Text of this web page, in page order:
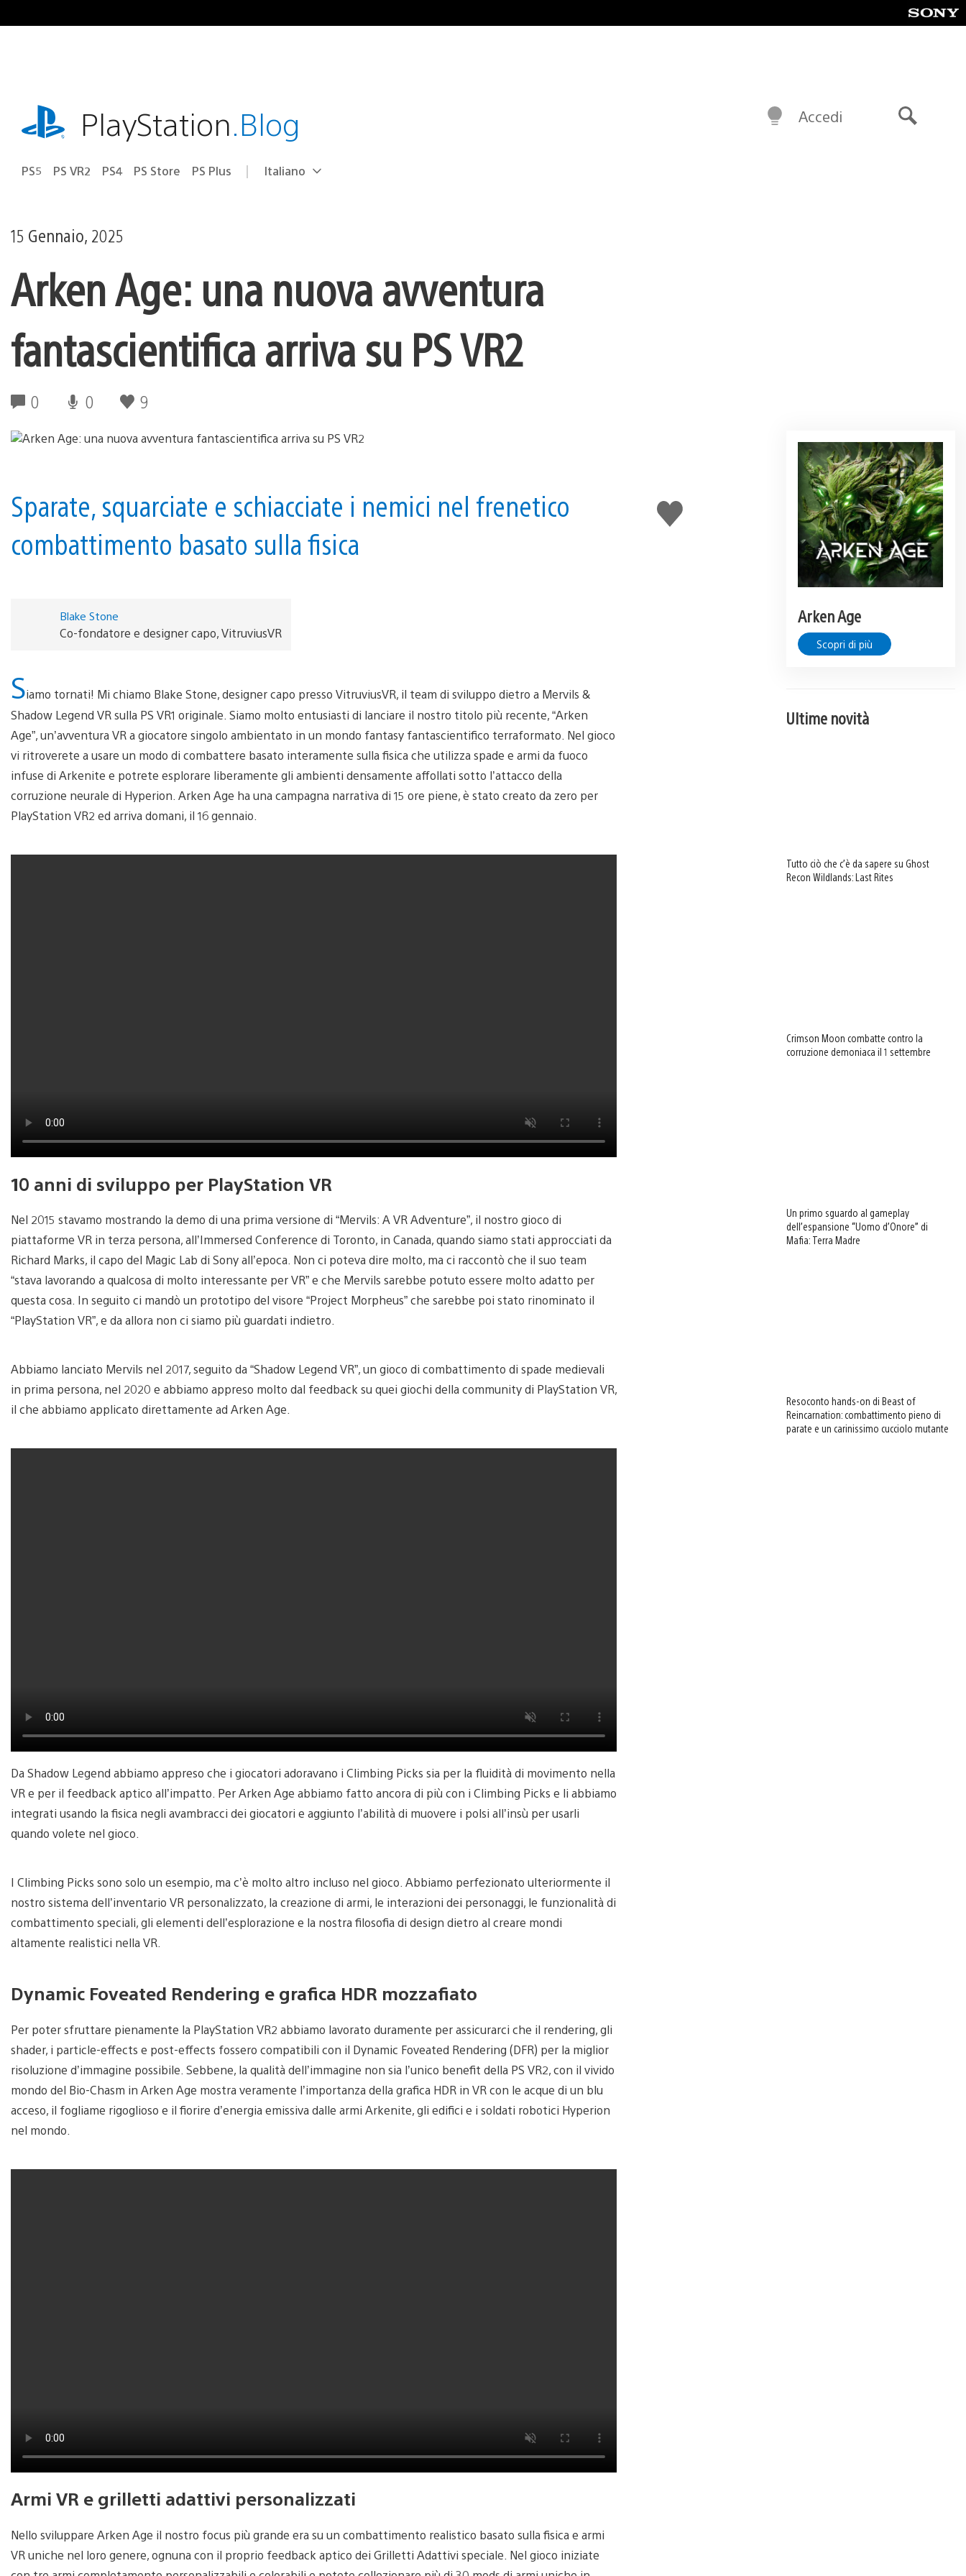
al
playstation.comPlayStation.Blog
PS5 PS VR2 PS4 PS Store PS Plus Seleziona
Regione
Italiano
Accedi
15 Gennaio, 2025
Arken Age: una nuova avventura
fantascientifica arriva su PS VR2
0 0 9
Mi
piace
Sparate, squarciate e schiacciate i nemici nel frenetico
combattimento basato sulla fisica
Blake Stone
Co-fondatore e designer capo, VitruviusVR
Siamo tornati! Mi chiamo Blake Stone, designer capo presso VitruviusVR, il team di sviluppo dietro a Mervils &
Shadow Legend VR sulla PS VR1 originale. Siamo molto entusiasti di lanciare il nostro titolo più recente, “Arken
Age”, un’avventura VR a giocatore singolo ambientato in un mondo fantasy fantascientifico terraformato. Nel gioco
vi ritroverete a usare un modo di combattere basato interamente sulla fisica che utilizza spade e armi da fuoco
infuse di Arkenite e potrete esplorare liberamente gli ambienti densamente affollati sotto l’attacco della
corruzione neurale di Hyperion. Arken Age ha una campagna narrativa di 15 ore piene, è stato creato da zero per
PlayStation VR2 ed arriva domani, il 16 gennaio.
10 anni di sviluppo per PlayStation VR
Nel 2015 stavamo mostrando la demo di una prima versione di “Mervils: A VR Adventure”, il nostro gioco di
piattaforme VR in terza persona, all’Immersed Conference di Toronto, in Canada, quando siamo stati approcciati da
Richard Marks, il capo del Magic Lab di Sony all’epoca. Non ci poteva dire molto, ma ci raccontò che il suo team
“stava lavorando a qualcosa di molto interessante per VR” e che Mervils sarebbe potuto essere molto adatto per
questa cosa. In seguito ci mandò un prototipo del visore “Project Morpheus” che sarebbe poi stato rinominato il
“PlayStation VR”, e da allora non ci siamo più guardati indietro.
Abbiamo lanciato Mervils nel 2017, seguito da “Shadow Legend VR”, un gioco di combattimento di spade medievali
in prima persona, nel 2020 e abbiamo appreso molto dal feedback su quei giochi della community di PlayStation VR,
il che abbiamo applicato direttamente ad Arken Age.
Da Shadow Legend abbiamo appreso che i giocatori adoravano i Climbing Picks sia per la fluidità di movimento nella
VR e per il feedback aptico all’impatto. Per Arken Age abbiamo fatto ancora di più con i Climbing Picks e li abbiamo
integrati usando la fisica negli avambracci dei giocatori e aggiunto l’abilità di muovere i polsi all’insù per usarli
quando volete nel gioco.
I Climbing Picks sono solo un esempio, ma c’è molto altro incluso nel gioco. Abbiamo perfezionato ulteriormente il
nostro sistema dell’inventario VR personalizzato, la creazione di armi, le interazioni dei personaggi, le funzionalità di
combattimento speciali, gli elementi dell’esplorazione e la nostra filosofia di design dietro al creare mondi
altamente realistici nella VR.
Dynamic Foveated Rendering e grafica HDR mozzafiato
Per poter sfruttare pienamente la PlayStation VR2 abbiamo lavorato duramente per assicurarci che il rendering, gli
shader, i particle-effects e post-effects fossero compatibili con il Dynamic Foveated Rendering (DFR) per la miglior
risoluzione d’immagine possibile. Sebbene, la qualità dell’immagine non sia l’unico benefit della PS VR2, con il vivido
mondo del Bio-Chasm in Arken Age mostra veramente l’importanza della grafica HDR in VR con le acque di un blu
acceso, il fogliame rigoglioso e il fiorire d’energia emissiva dalle armi Arkenite, gli edifici e i soldati robotici Hyperion
nel mondo.
Armi VR e grilletti adattivi personalizzati
Nello sviluppare Arken Age il nostro focus più grande era su un combattimento realistico basato sulla fisica e armi
VR uniche nel loro genere, ognuna con il proprio feedback aptico dei Grilletti Adattivi speciale. Nel gioco iniziate
Arken Age
Scopri di più
Ultime novità
Tutto ciò che c’è da sapere su Ghost
Recon Wildlands: Last Rites
Crimson Moon combatte contro la
corruzione demoniaca il 1 settembre
Un primo sguardo al gameplay
dell’espansione “Uomo d’Onore” di
Mafia: Terra Madre
Resoconto hands-on di Beast of
Reincarnation: combattimento pieno di
parate e un carinissimo cucciolo mutante